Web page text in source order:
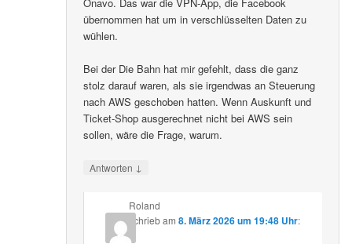
übernommen hat um in verschlüsselten Daten zu
wühlen.
Bei der Die Bahn hat mir gefehlt, dass die ganz
stolz darauf waren, als sie irgendwas an Steuerung
nach AWS geschoben hatten. Wenn Auskunft und
Ticket-Shop ausgerechnet nicht bei AWS sein
sollen, wäre die Frage, warum.
Antworten ↓
Roland
schriebam 8. März 2026 um 19:48 Uhr: